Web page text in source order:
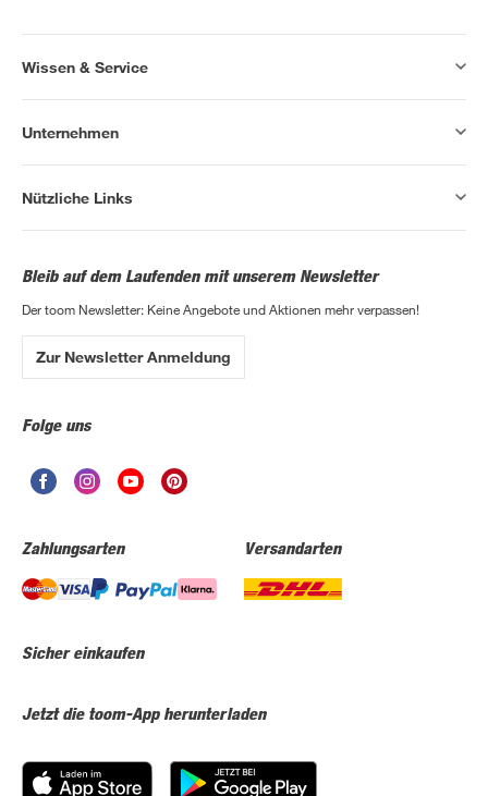
Wissen & Service
Unternehmen
Nützliche Links
Bleib auf dem Laufenden mit unserem Newsletter
Der toom Newsletter: Keine Angebote und Aktionen mehr verpassen!
Zur Newsletter Anmeldung
Folge uns
Zahlungsarten Versandarten
Sicher einkaufen
Jetzt die toom-App herunterladen